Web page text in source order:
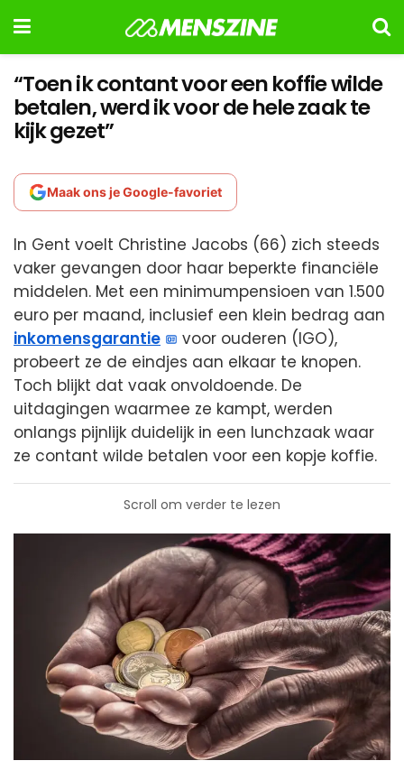
“Toen ik contant voor een koffie wilde
betalen, werd ik voor de hele zaak te
kijk gezet”
Maak ons je Google-favoriet
In Gent voelt Christine Jacobs (66) zich steeds
vaker gevangen door haar beperkte financiële
middelen. Met een minimumpensioen van 1.500
euro per maand, inclusief een klein bedrag aan
inkomensgarantie
voor ouderen (IGO),
probeert ze de eindjes aan elkaar te knopen.
Toch blijkt dat vaak onvoldoende. De
uitdagingen waarmee ze kampt, werden
onlangs pijnlijk duidelijk in een lunchzaak waar
ze contant wilde betalen voor een kopje koffie.
Scroll om verder te lezen